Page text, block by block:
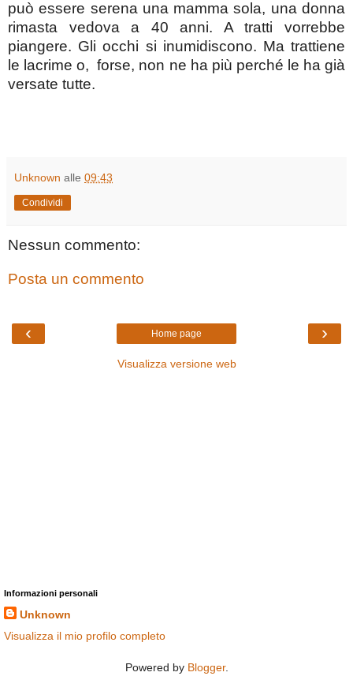
può essere serena una mamma sola, una donna
rimasta vedova a 40 anni. A tratti vorrebbe
piangere. Gli occhi si inumidiscono. Ma trattiene
le lacrime o, forse, non ne ha più perché le ha già
versate tutte.
Unknown alle 09:43
Condividi
Nessun commento:
Posta un commento
‹ ›
Home page
Visualizza versione web
Informazioni personali
Unknown
Visualizza il mio profilo completo
Powered by Blogger.